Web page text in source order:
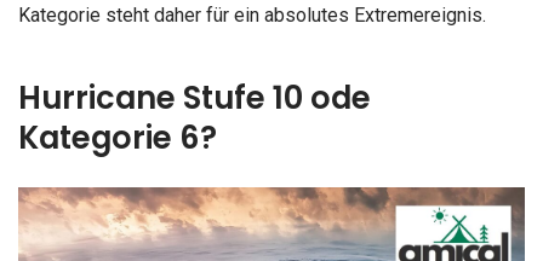
Kategorie steht daher für ein absolutes Extremereignis.
Hurricane Stufe 10 ode
Kategorie 6?